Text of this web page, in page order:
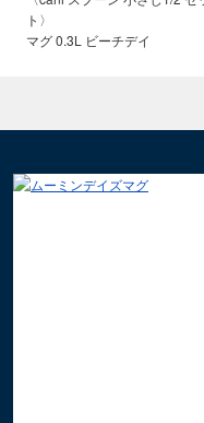
ト〉
マグ 0.3L ビーチデイ